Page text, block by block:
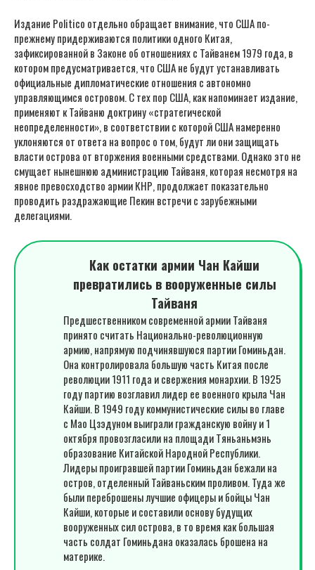
Издание Politico отдельно обращает внимание, что США по-
прежнему придерживаются политики одного Китая,
зафиксированной в Законе об отношениях с Тайванем 1979 года, в
котором предусматривается, что США не будут устанавливать
официальные дипломатические отношения с автономно
управляющимся островом. С тех пор США, как напоминает издание,
применяют к Тайваню доктрину «стратегической
неопределенности», в соответствии с которой США намеренно
уклоняются от ответа на вопрос о том, будут ли они защищать
власти острова от вторжения военными средствами. Однако это не
смущает нынешнюю администрацию Тайваня, которая несмотря на
явное превосходство армии КНР, продолжает показательно
проводить раздражающие Пекин встречи с зарубежными
делегациями.
Как остатки армии Чан Кайши
превратились в вооруженные силы
Тайваня
Предшественником современной армии Тайваня
принято считать Национально-революционную
армию, напрямую подчинявшуюся партии Гоминьдан.
Она контролировала большую часть Китая после
революции 1911 года и свержения монархии. В 1925
году партию возглавил лидер ее военного крыла Чан
Кайши. В 1949 году коммунистические силы во главе
с Мао Цзэдуном выиграли гражданскую войну и 1
октября провозгласили на площади Тяньаньмэнь
образование Китайской Народной Республики.
Лидеры проигравшей партии Гоминьдан бежали на
остров, отделенный Тайваньским проливом. Туда же
были переброшены лучшие офицеры и бойцы Чан
Кайши, которые и составили основу будущих
вооруженных сил острова, в то время как большая
часть солдат Гоминьдана оказалась брошена на
материке.